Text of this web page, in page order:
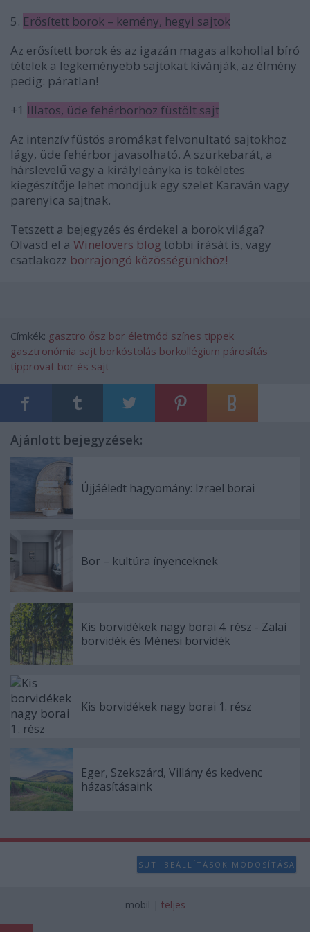
5. Erősített borok – kemény, hegyi sajtok
Az erősített borok és az igazán magas alkohollal bíró
tételek a legkeményebb sajtokat kívánják, az élmény
pedig: páratlan!
+1 Illatos, üde fehérborhoz füstölt sajt
Az intenzív füstös aromákat felvonultató sajtokhoz
lágy, üde fehérbor javasolható. A szürkebarát, a
hárslevelű vagy a királyleányka is tökéletes
kiegészítője lehet mondjuk egy szelet Karaván vagy
parenyica sajtnak.
Tetszett a bejegyzés és érdekel a borok világa?
Olvasd el a Winelovers blog többi írását is, vagy
csatlakozz borrajongó közösségünkhöz!
Címkék: gasztro ősz bor életmód színes tippek
gasztronómia sajt borkóstolás borkollégium párosítás
tipprovat bor és sajt
Ajánlott bejegyzések:
Újjáéledt hagyomány: Izrael borai
Bor – kultúra ínyenceknek
Kis borvidékek nagy borai 4. rész - Zalai
borvidék és Ménesi borvidék
Kis borvidékek nagy borai 1. rész
Eger, Szekszárd, Villány és kedvenc
házasításaink
SÜTI BEÁLLÍTÁSOK MÓDOSÍTÁSA
mobil | teljes